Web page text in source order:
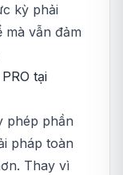
kỳ phải
mà vẫn đảm
tại
phép phần
pháp toàn
Thay vì